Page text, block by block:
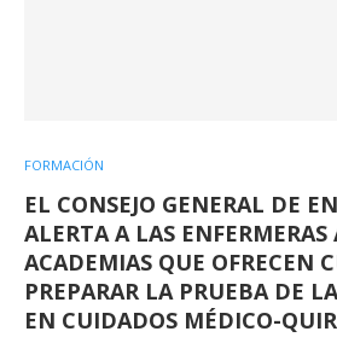
FORMACIÓN
EL CONSEJO GENERAL DE
ALERTA A LAS
ACADEMIAS QUE OFRECEN
PREPARAR LA PRUEBA DE
EN CUIDADOS MÉDICO-